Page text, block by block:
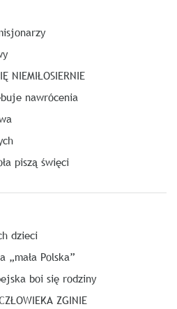
NIEMIŁOSIERNIE
nawrócenia
piszą święci
dzieci
„mała Polska”
boi się rodziny
ZGINIE